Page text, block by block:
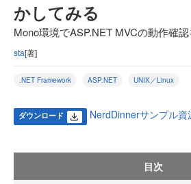
かしてみる
Mono環境でASP.NET MVCの動作確認
sta[著]
.NET Framework ASP.NET UNIX／Linux
ダウンロード NerdDinnerサンプル資
目次